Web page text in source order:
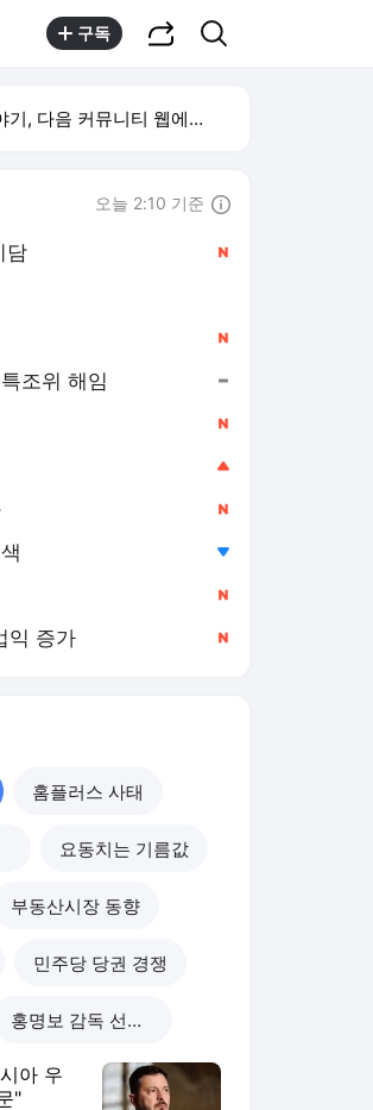
구독
, 다음 커뮤니티 웹에서 보기
오늘 2:10 기준
담
조위 해임
익 증가
홈플러스 사태
요동치는 기름값
부동산시장 동향
민주당 당권 경쟁
홍명보 감독 선임 논란
아 우
"